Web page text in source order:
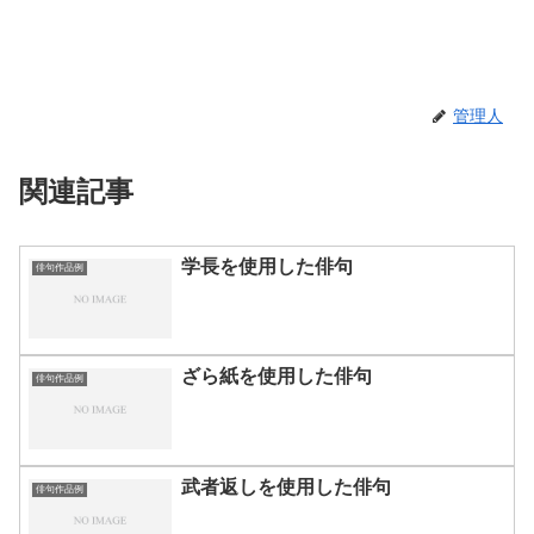
管理人
関連記事
俳句作品例 学長を使用した俳句
俳句作品例 ざら紙を使用した俳句
俳句作品例 武者返しを使用した俳句